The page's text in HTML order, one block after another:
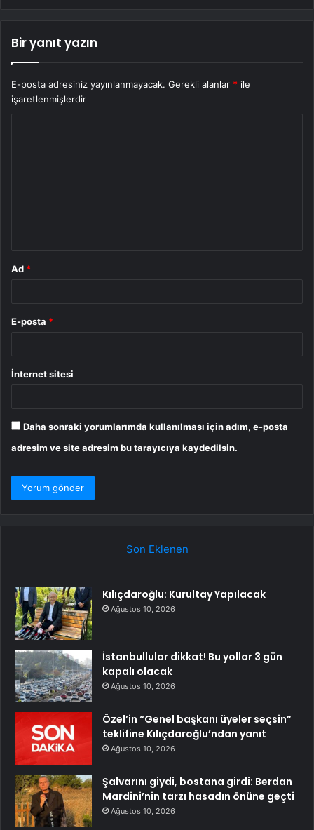
Bir yanıt yazın
E-posta adresiniz yayınlanmayacak. Gerekli alanlar * ile
işaretlenmişlerdir
Ad *
E-posta *
İnternet sitesi
Daha sonraki yorumlarımda kullanılması için adım, e-posta
adresim ve site adresim bu tarayıcıya kaydedilsin.
Son Eklenen
Kılıçdaroğlu: Kurultay Yapılacak
Ağustos 10, 2026
İstanbullular dikkat! Bu yollar 3 gün
kapalı olacak
Ağustos 10, 2026
Özel’in “Genel başkanı üyeler seçsin”
teklifine Kılıçdaroğlu’ndan yanıt
Ağustos 10, 2026
Şalvarını giydi, bostana girdi: Berdan
Mardini’nin tarzı hasadın önüne geçti
Ağustos 10, 2026